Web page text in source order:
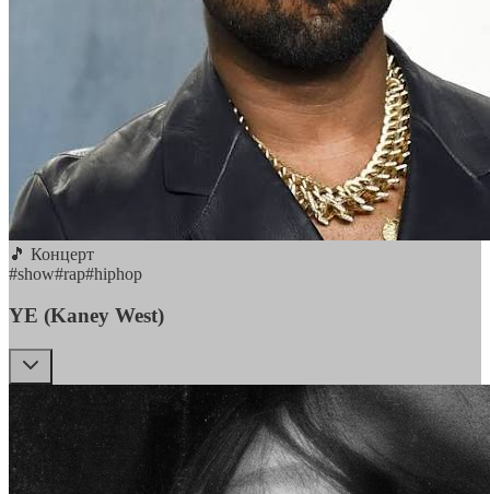
🎵 Концерт
#show#rap#hiphop
YE (Kaney West)